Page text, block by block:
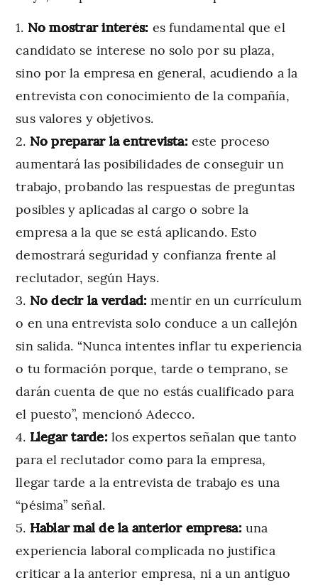
No mostrar interés: es fundamental que el
candidato se interese no solo por su plaza,
sino por la empresa en general, acudiendo a la
entrevista con conocimiento de la compañía,
sus valores y objetivos.
No preparar la entrevista: este proceso
aumentará las posibilidades de conseguir un
trabajo, probando las respuestas de preguntas
posibles y aplicadas al cargo o sobre la
empresa a la que se está aplicando. Esto
demostrará seguridad y confianza frente al
reclutador, según Hays.
No decir la verdad: mentir en un currículum
o en una entrevista solo conduce a un callejón
sin salida. “Nunca intentes inflar tu experiencia
o tu formación porque, tarde o temprano, se
darán cuenta de que no estás cualificado para
el puesto”, mencionó Adecco.
Llegar tarde: los expertos señalan que tanto
para el reclutador como para la empresa,
llegar tarde a la entrevista de trabajo es una
“pésima” señal.
Hablar mal de la anterior empresa:una
experiencia laboral complicada no justifica
criticar a la anterior empresa, ni a un antiguo